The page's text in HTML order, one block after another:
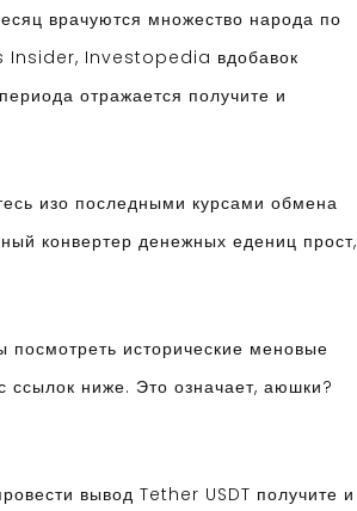
врачуются множество народа по
Insider, Investopedia вдобавок
отражается получите и
изо последными курсами обмена
конвертер денежных едениц прост,
исторические меновые
ниже. Это означает, аюшки?
вывод Tether USDT получите и